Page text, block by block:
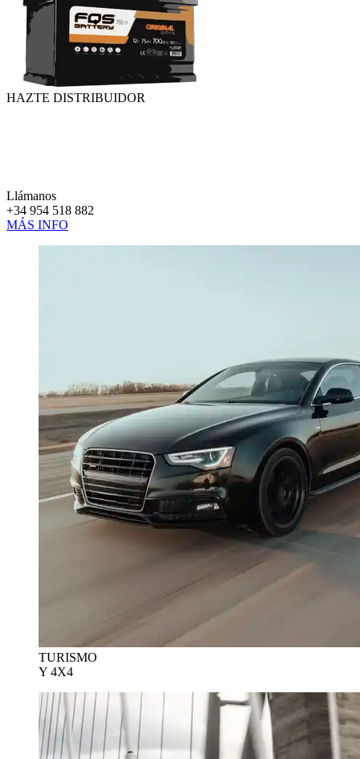
HAZTE DISTRIBUIDOR
Llámanos
+34 954 518 882
MÁS INFO
TURISMO
Y 4X4